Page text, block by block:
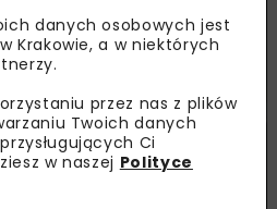
danych osobowych jest
Krakowie, a w niektórych
przez nas z plików
Twoich danych
Ci
w naszej Polityce